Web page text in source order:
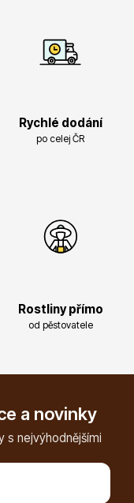
Rychlé dodání
po celej ČR
Rostliny přímo
od pěstovatele
a novinky
s nejvýhodnějšími